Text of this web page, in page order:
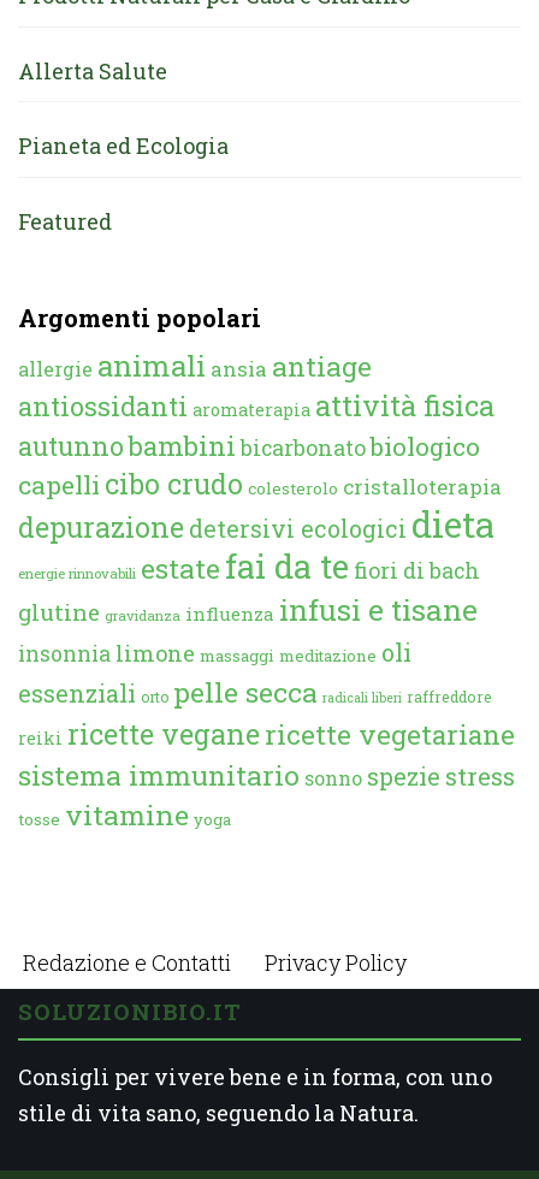
Allerta Salute
Pianeta ed Ecologia
Featured
Argomenti popolari
allergie animali ansia antiage
antiossidanti aromaterapia attività fisica
autunnobambini bicarbonatobiologico
capelli cibo crudo colesterolo cristalloterapia
depurazione detersivi ecologici dieta
energie rinnovabili estate fai da te fiori di bach
glutine gravidanza influenza infusi e tisane
insonnia limone massaggi meditazione oli
essenziali orto pelle secca radicali liberi raffreddore
reiki ricette veganericette vegetariane
sistema immunitario sonno spezie stress
tosse vitamine yoga
Redazione e Contatti Privacy Policy
SOLUZIONIBIO.IT
Consigli per vivere bene e in forma, con uno
stile di vita sano, seguendo la Natura.